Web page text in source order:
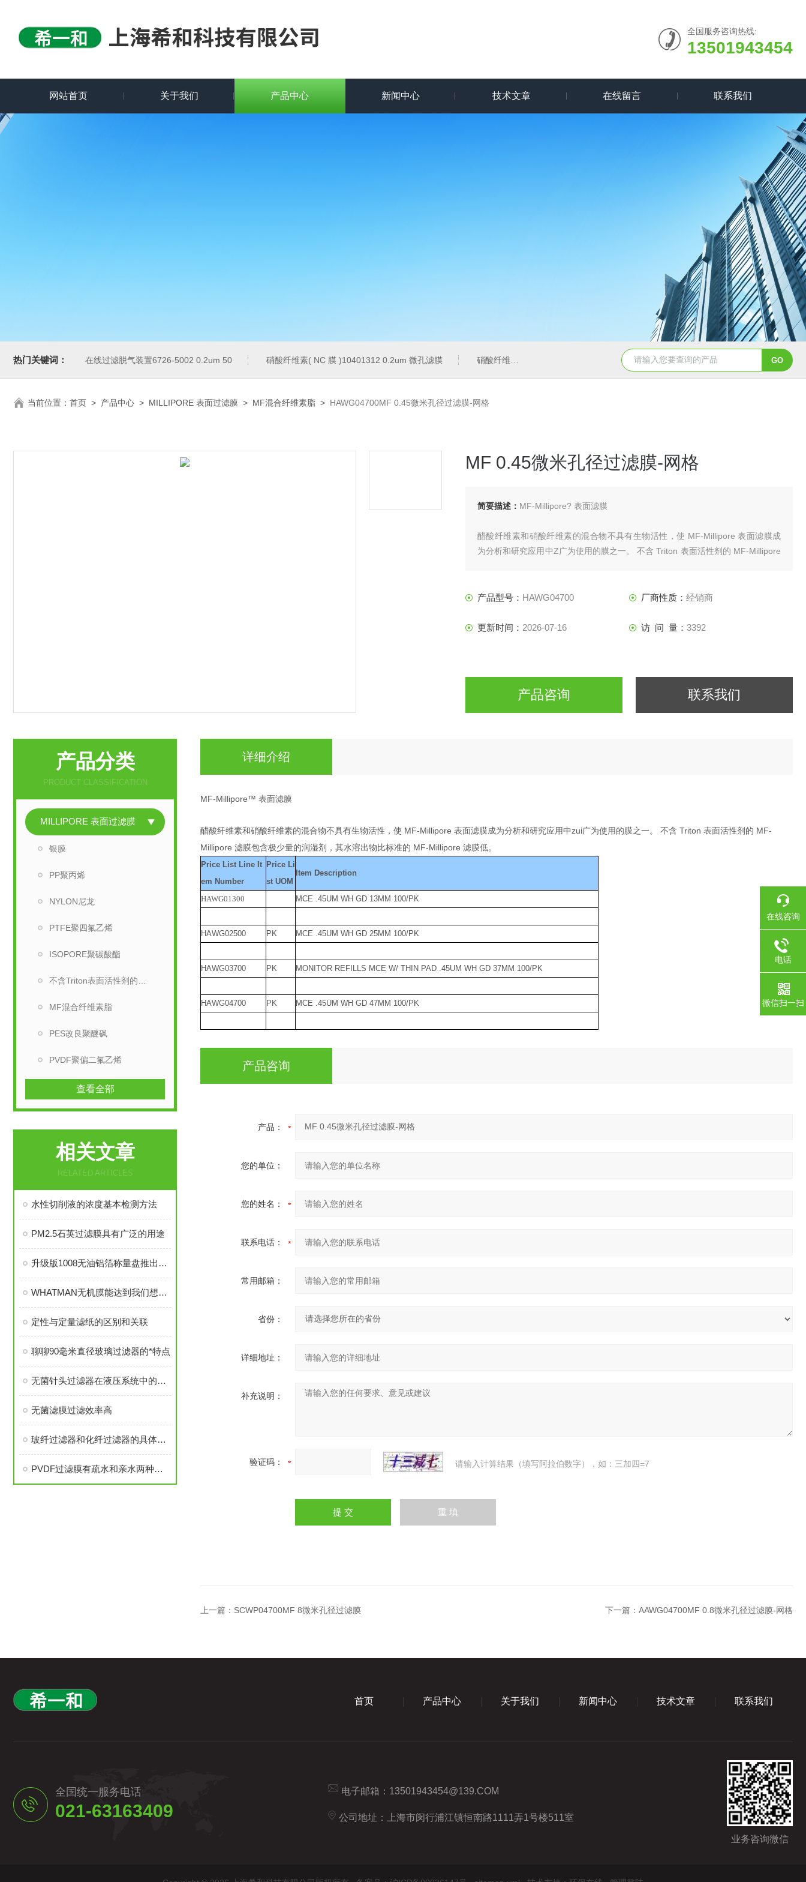
全国服务咨询热线:
13501943454
网站首页 关于我们 产品中心 新闻中心 技术文章 在线留言 联系我们
热门关键词： 在线过滤脱气装置6726-5002 0.2um 50 硝酸纤维素( NC 膜 )10401312 0.2um 微孔滤膜 硝酸纤维素( NC 膜 )7182-004 0.2um 微孔滤膜 硝酸纤维素( NC 膜 )10402012
当前位置： 首页 > 产品中心 > MILLIPORE 表面过滤膜 > MF混合纤维素脂 > HAWG04700MF 0.45微米孔径过滤膜-网格
MF 0.45微米孔径过滤膜-网格
简要描述： MF-Millipore? 表面滤膜
醋酸纤维素和硝酸纤维素的混合物不具有生物活性，使 MF-Millipore 表面滤膜成
为分析和研究应用中Z广为使用的膜之一。 不含 Triton 表面活性剂的 MF-Millipore
产品型号： HAWG04700 厂商性质： 经销商
更新时间： 2026-07-16 访 问 量： 3392
产品咨询 联系我们
产品分类
PRODUCT CLASSIFICATION
MILLIPORE 表面过滤膜
银膜
PP聚丙烯
NYLON尼龙
PTFE聚四氟乙烯
ISOPORE聚碳酸酯
MF混合纤维素脂
PES改良聚醚砜
PVDF聚偏二氟乙烯
查看全部
相关文章
RELATED ARTICLES
水性切削液的浓度基本检测方法
PM2.5石英过滤膜具有广泛的用途
升级版1008无油铝箔称量盘推出，更良好更
WHATMAN无机膜能达到我们想要的过滤效果
定性与定量滤纸的区别和关联
聊聊90毫米直径玻璃过滤器的*特点
无菌针头过滤器在液压系统中的安装位置有哪几种？
无菌滤膜过滤效率高
玻纤过滤器和化纤过滤器的具体的区别？
PVDF过滤膜有疏水和亲水两种形式的滤膜
详细介绍
MF-Millipore™ 表面滤膜
醋酸纤维素和硝酸纤维素的混合物不具有生物活性，使 MF-Millipore 表面滤膜成为分析和研究应用中zui广为使用的膜之一。 不含 Triton 表面活性剂的 MF-
Millipore 滤膜包含极少量的润湿剂，其水溶出物比标准的 MF-Millipore 滤膜低。
Price List Line It
em Number
Price Li
st UOM
Item Description
HAWG01300 MCE .45UM WH GD 13MM 100/PK
HAWG02500 PK MCE .45UM WH GD 25MM 100/PK
HAWG03700 PK MONITOR REFILLS MCE W/ THIN PAD .45UM WH GD 37MM 100/PK
HAWG04700 PK MCE .45UM WH GD 47MM 100/PK
产品咨询
产品：
您的单位：
您的姓名：
联系电话：
常用邮箱：
省份：
详细地址：
补充说明：
验证码： 请输入计算结果（填写阿拉伯数字），如：三加四=7
上一篇： SCWP04700MF 8微米孔径过滤膜 下一篇： AAWG04700MF 0.8微米孔径过滤膜-网格
首页 产品中心 关于我们 新闻中心 技术文章 联系我们
全国统一服务电话
021-63163409
电子邮箱： 13501943454@139.COM
公司地址：上海市闵行浦江镇恒南路1111弄1号楼511室
业务咨询微信
在线咨询
电话
微信扫一扫